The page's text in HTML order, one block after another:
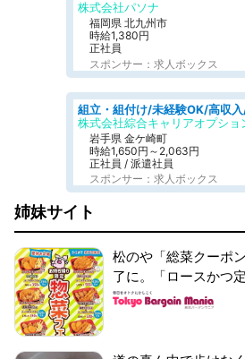
株式会社パソナ
福岡県 北九州市
時給1,380円
正社員
スポンサー：求人ボックス
株式会社綜合キャリアオプショ
岩手県 金ケ崎町
時給1,650円～2,063円
正社員 / 派遣社員
スポンサー：求人ボックス
姉妹サイト
松のや「総菜クーポ
了に。「ロースかつ